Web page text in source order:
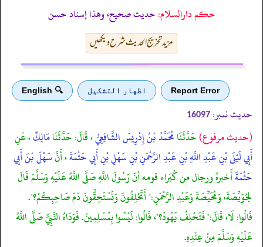
حکم دارالسلام:حديث صحيح، وهذا إسناد حسن
مزید تخریج الحدیث شرح دیکھیں
Report Error اظهار التشكيل 🔍 English
حدیث نمبر: 16097
(حديث مرفوع)حَدَّثَنَامُحَمَّدُ بْنُ إِدْرِيسَ الشَّافِعِيُّ، قَالَ: حَدَّثَنَامَالِكٌ، عَنِ
أَبِي لَيْلَى بْنِ عَبْدِ اللَّهِ بْنِ عَبْدِ الرَّحْمَنِ بْنِ سَهْلِ بْنِ أَبِي حَثْمَةَ، أَنَّسَهْلَ بْنَ أَبِي
حَثْمَةَأَخبرهُ ورجال من كُبَراء قومه أنَ رَسُولَ اللَّهِ صَلَّى اللَّهُ عَلَيْهِ وَسَلَّمَ قَالَ
لِحُوَيِّصَةَ، وَمُحَيِّصَةَ وَعَبْدِ الرَّحْمَنِ:" أَتَحْلِفُونَ وَتَسْتَحِقُّونَ دَمَ صَاحِبِكُمْ؟".
قَالُوا: لَا، قَالَ:" فَتَحْلِفُ يَهُودُ؟"، قَالُوا: لَيْسُوا بِمُسْلِمِينَ. فَوَدَاهُ النَّبِيُّ صَلَّى اللَّهُ
عَلَيْهِ وَسَلَّمَ مِنْ عِنْدِهِ.